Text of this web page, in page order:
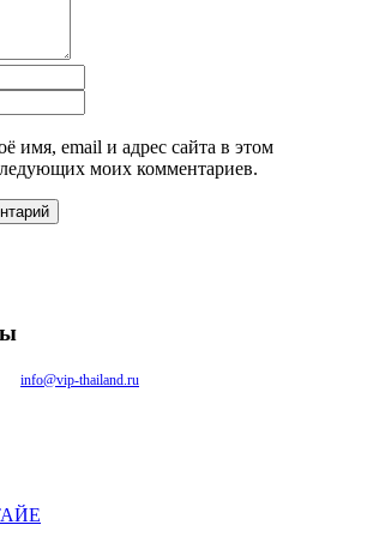
имя, email и адрес сайта в этом
моих комментариев.
info@vip-thailand.ru